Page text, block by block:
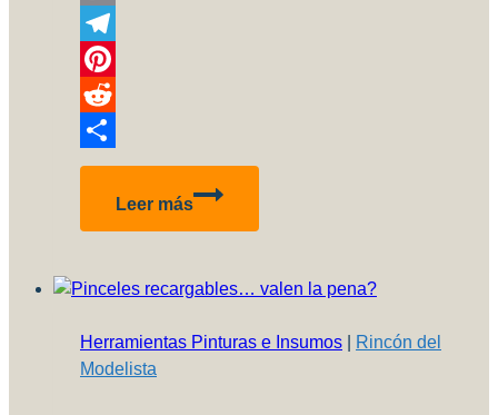
Copy
Link
Telegram
Pinterest
Reddit
Compartir
Leer más
P-
Cutie
Parte
Herramientas Pinturas e Insumos
Rincón del
Modelista